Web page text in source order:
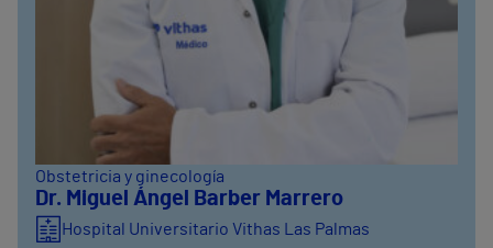
Obstetricia y ginecología
Dr. Miguel Ángel Barber Marrero
Hospital Universitario Vithas Las Palmas